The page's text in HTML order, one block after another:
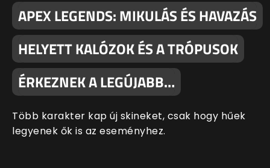
APEX LEGENDS: MIKULÁS ÉS HAVAZÁS
HELYETT KALÓZOK ÉS A TRÓPUSOK
ÉRKEZNEK A LEGÚJABB…
Több karakter kap új skineket, csak hogy hűek
legyenek ők is az eseményhez.